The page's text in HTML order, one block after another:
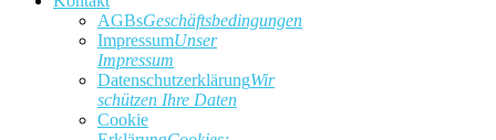
AGBsGeschäftsbedingungen
ImpressumUnser
Impressum
DatenschutzerklärungWir
schützen Ihre Daten
Cookie